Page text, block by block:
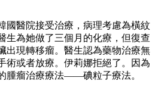
國醫院接受治療，病理考慮為橫紋
生為她做了三個月的化療，但復查
出現轉移瘤。醫生認為藥物治療無
術或者放療。伊莉娜拒絕了。因為
腫瘤治療療法——碘粒子療法。